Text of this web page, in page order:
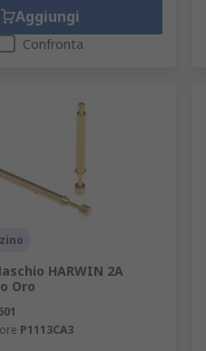
Aggiungi
Confronta
HARWIN 2A
Oro
P1113CA3